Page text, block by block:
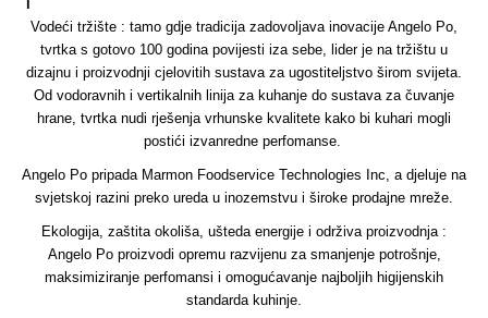
Vodeći tržište : tamo gdje tradicija zadovoljava inovacije Angelo Po,
tvrtka s gotovo 100 godina povijesti iza sebe, lider je na tržištu u
dizajnu i proizvodnji cjelovitih sustava za ugostiteljstvo širom svijeta.
Od vodoravnih i vertikalnih linija za kuhanje do sustava za čuvanje
hrane, tvrtka nudi rješenja vrhunske kvalitete kako bi kuhari mogli
postići izvanredne perfomanse.
Angelo Po pripada Marmon Foodservice Technologies Inc, a djeluje na
svjetskoj razini preko ureda u inozemstvu i široke prodajne mreže.
Ekologija, zaštita okoliša, ušteda energije i održiva proizvodnja :
Angelo Po proizvodi opremu razvijenu za smanjenje potrošnje,
maksimiziranje perfomansi i omogućavanje najboljih higijenskih
standarda kuhinje.